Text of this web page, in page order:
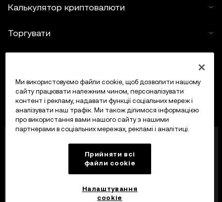
Калькулятор криптовалюти
Торгувати
назвою OKX, тепер є криптоактивною торгівельною
платформою, авторизованою Управлінням
фінансових послуг Мальти (MFSA) як постачальник
криптоактивних послуг відповідно до статті 28
Закону про криптоактиви (розділ 647
Законодавства Мальти).
Ми використовуємо файли cookie, щоб дозволити нашому
сайту працювати належним чином, персоналізувати
контент і рекламу, надавати функції соціальних мереж і
аналізувати наш трафік. Ми також ділимося інформацією
про використання вами нашого сайту з нашими
партнерами в соціальних мережах, рекламі і аналітиці.
Прийняти всі
файли сookie
Налаштування
cookie